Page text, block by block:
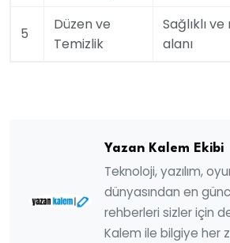
5
Düzen ve
Temizlik
Sağlıklı
alanı
Yazan Kalem Ekibi
Teknoloji, yazılım,
dünyasından en
rehberleri sizler için
Kalem ile bilgiye her